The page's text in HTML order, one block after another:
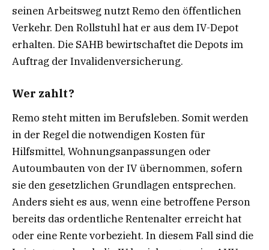
seinen Arbeitsweg nutzt Remo den öffentlichen
Verkehr. Den Rollstuhl hat er aus dem IV-Depot
erhalten. Die SAHB bewirtschaftet die Depots im
Auftrag der Invalidenversicherung.
Wer zahlt?
Remo steht mitten im Berufsleben. Somit werden
in der Regel die notwendigen Kosten für
Hilfsmittel, Wohnungsanpassungen oder
Autoumbauten von der IV übernommen, sofern
sie den gesetzlichen Grundlagen entsprechen.
Anders sieht es aus, wenn eine betroffene Person
bereits das ordentliche Rentenalter erreicht hat
oder eine Rente vorbezieht. In diesem Fall sind die